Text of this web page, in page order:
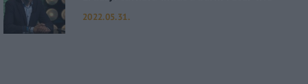
2022.05.31.